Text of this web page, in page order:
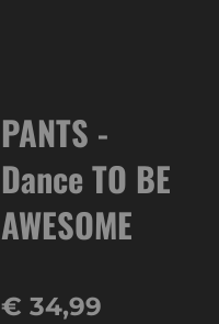
PANTS -
Dance TO BE
AWESOME
€ 34,99